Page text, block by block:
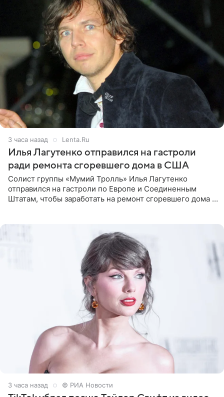
3 часа назад Lenta.Ru
Илья Лагутенко отправился на гастроли
ради ремонта сгоревшего дома в США
Солист группы «Мумий Тролль» Илья Лагутенко
отправился на гастроли по Европе и Соединенным
Штатам, чтобы заработать на ремонт сгоревшего дома в
3 часа назад © РИА Новости